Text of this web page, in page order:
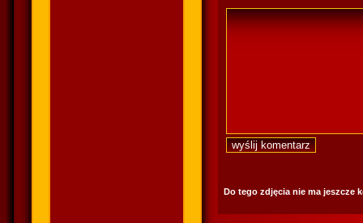
Do tego zdjęcia nie ma jeszcze